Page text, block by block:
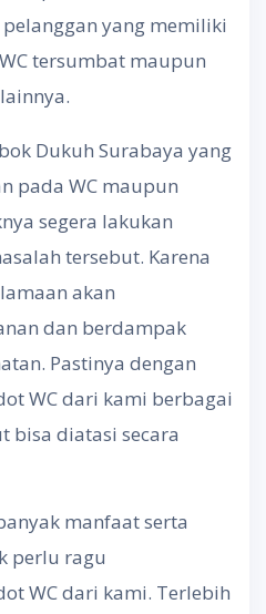
yang memiliki
tersumbat maupun
Dukuh Surabaya yang
pada WC maupun
segera lakukan
tersebut. Karena
akan
dan berdampak
Pastinya dengan
WC dari kami berbagai
bisa diatasi secara
manfaat serta
perlu ragu
WC dari kami. Terlebih